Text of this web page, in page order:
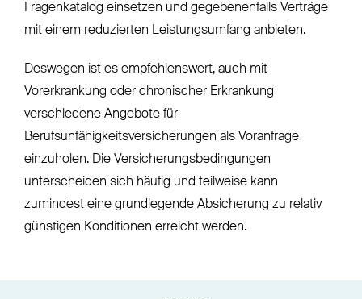
Fragenkatalog einsetzen und gegebenenfalls Verträge
mit einem reduzierten Leistungsumfang anbieten.
Deswegen ist es empfehlenswert, auch mit
Vorerkrankung oder chronischer Erkrankung
verschiedene Angebote für
Berufsunfähigkeitsversicherungen als Voranfrage
einzuholen. Die Versicherungsbedingungen
unterscheiden sich häufig und teilweise kann
zumindest eine grundlegende Absicherung zu relativ
günstigen Konditionen erreicht werden.